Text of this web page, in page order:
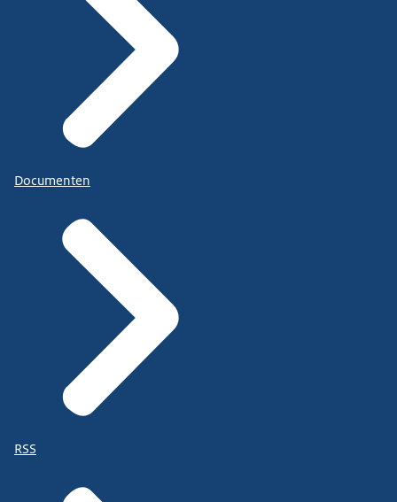
Documenten
RSS